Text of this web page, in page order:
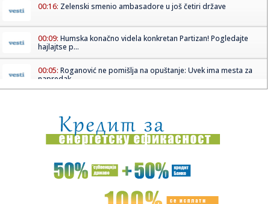
00:16: Zelenski smenio ambasadore u još četiri države
00:09: Humska konačno videla konkretan Partizan! Pogledajte
hajlajtse p...
00:05: Roganović ne pomišlja na opuštanje: Uvek ima mesta za
napredak...
00:01:Na današnji dan, 7. avgust
23:59:U predgrađu Damaska podignut autobus u vazduh, dve
osobe poginul...
ROMAŠČENKO POSLE POTOPA U HUMSKOJ: Jedna stvar